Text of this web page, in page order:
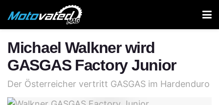
Michael Walkner wird
GASGAS Factory Junior
Der Österreicher vertritt GASGAS im Hardenduro